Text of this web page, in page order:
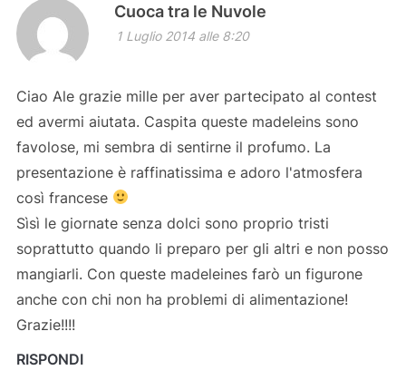
Cuoca tra le Nuvole
1 Luglio 2014 alle 8:20
Ciao Ale grazie mille per aver partecipato al contest
ed avermi aiutata. Caspita queste madeleins sono
favolose, mi sembra di sentirne il profumo. La
presentazione è raffinatissima e adoro l'atmosfera
così francese
Sìsì le giornate senza dolci sono proprio tristi
soprattutto quando li preparo per gli altri e non posso
mangiarli. Con queste madeleines farò un figurone
anche con chi non ha problemi di alimentazione!
Grazie!!!!
RISPONDI